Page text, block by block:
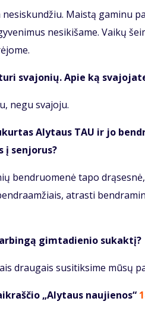
ne­si­skun­džiu. Mais­tą ga­mi­nu
ne­si­ki­ša­me. Vai­kų
sva­jo­nių. Apie ką
ne­gu sva­jo­ju.
Aly­taus TAU ir jo
į sen­jo­rus?
ben­druo­me­nė ta­po
at­ras­ti
gim­ta­die­nio su­kak­tį?
drau­gais su­si­tik­si­me mū­sų
„Alytaus naujienos“